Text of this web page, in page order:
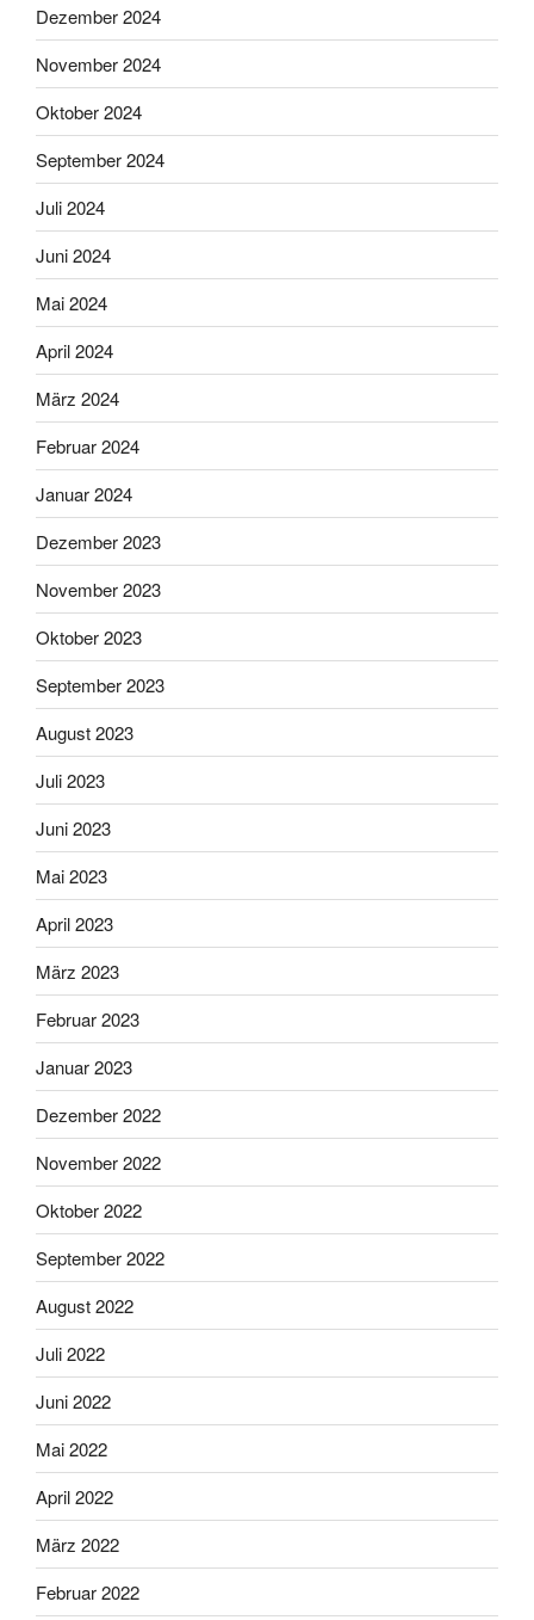
Dezember 2024
November 2024
Oktober 2024
September 2024
Juli 2024
Juni 2024
Mai 2024
April 2024
März 2024
Februar 2024
Januar 2024
Dezember 2023
November 2023
Oktober 2023
September 2023
August 2023
Juli 2023
Juni 2023
Mai 2023
April 2023
März 2023
Februar 2023
Januar 2023
Dezember 2022
November 2022
Oktober 2022
September 2022
August 2022
Juli 2022
Juni 2022
Mai 2022
April 2022
März 2022
Februar 2022